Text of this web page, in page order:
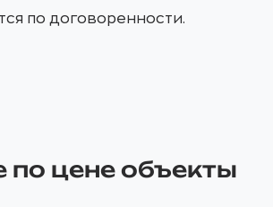
по договоренности.
по цене объекты